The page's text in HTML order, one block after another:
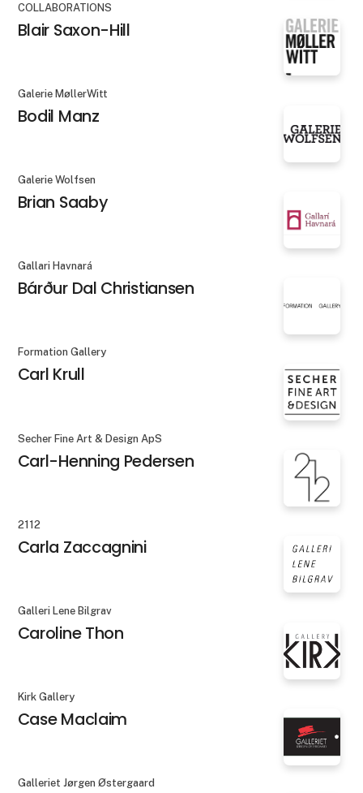
COLLABORATIONS
Blair Saxon-Hill
Galerie MøllerWitt
Bodil Manz
Galerie Wolfsen
Brian Saaby
Gallari Havnará
Bárður Dal Christiansen
Formation Gallery
Carl Krull
Secher Fine Art & Design ApS
Carl-Henning Pedersen
2112
Carla Zaccagnini
Galleri Lene Bilgrav
Caroline Thon
Kirk Gallery
Case Maclaim
Galleriet Jørgen Østergaard